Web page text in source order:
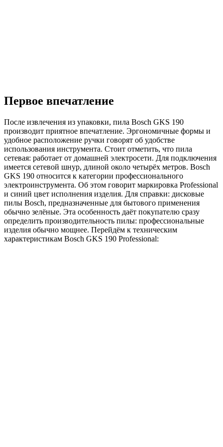
Первое впечатление
После извлечения из упаковки, пила Bosch GKS 190
производит приятное впечатление. Эргономичные формы и
удобное расположение ручки говорят об удобстве
использования инструмента. Стоит отметить, что пила
сетевая: работает от домашней электросети. Для подключения
имеется сетевой шнур, длиной около четырёх метров. Bosch
GKS 190 относится к категории профессионального
электроинструмента. Об этом говорит маркировка Professional
и синий цвет исполнения изделия. Для справки: дисковые
пилы Bosch, предназначенные для бытового применения
обычно зелёные. Эта особенность даёт покупателю сразу
определить производительность пилы: профессиональные
изделия обычно мощнее. Перейдём к техническим
характеристикам Bosch GKS 190 Professional: